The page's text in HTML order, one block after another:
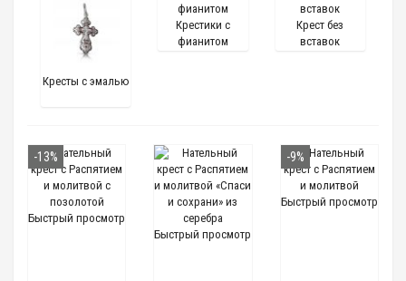
Кресты с эмалью
Крестики с
фианитом
Крест без
вставок
-13%
Быстрый просмотр
Быстрый просмотр
-9%
Быстрый просмотр